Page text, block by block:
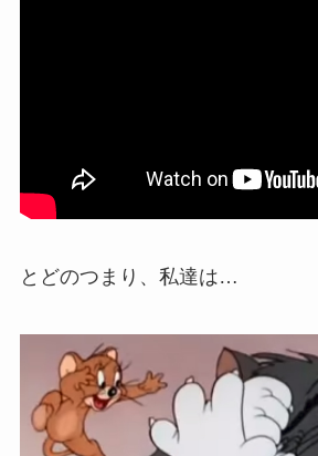
とどのつまり、私達は…